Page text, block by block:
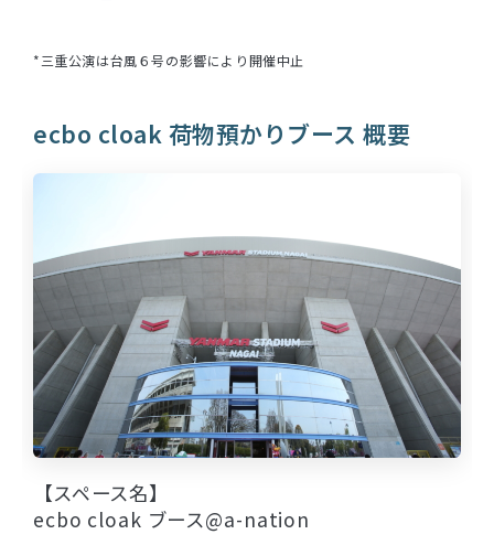
*三重公演は台風６号の影響により開催中止
ecbo cloak 荷物預かりブース 概要
【スペース名】
ecbo cloak ブース@a-nation